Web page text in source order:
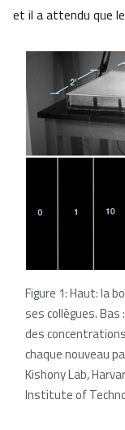
et il a attendu que
Figure 1: Haut: la
ses collègues.
des
chaque nouveau
Kishony Lab,
Institute of